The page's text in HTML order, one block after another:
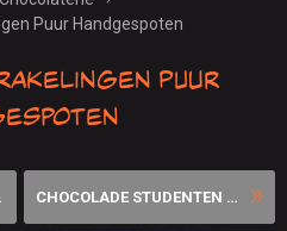
Puur Handgespoten
Puur
CHOCOLADE STUDENTEN FLIKKEN